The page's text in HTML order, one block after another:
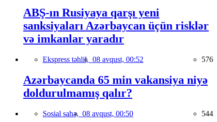
ABŞ-ın Rusiyaya qarşı yeni
sanksiyaları Azərbaycan üçün risklər
və imkanlar yaradır
Ekspress təhlil, 08 avqust, 00:52 576
Azərbaycanda 65 min vakansiya niyə
doldurulmamış qalır?
Sosial sahə, 08 avqust, 00:50 544